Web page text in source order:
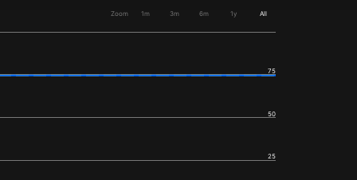
Zoom 1m 3m 6m 1y All
25
50
75